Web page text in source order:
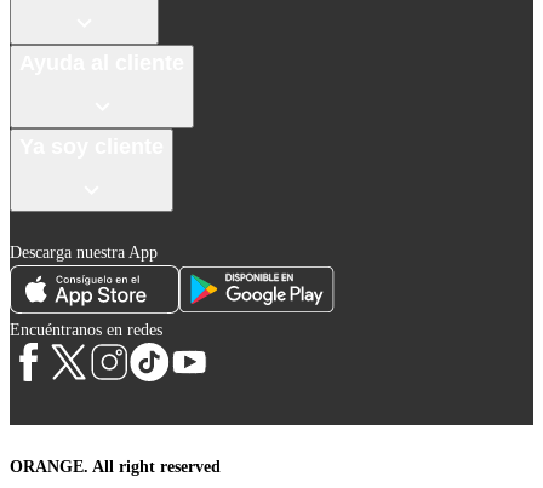
Descarga nuestra App
Encuéntranos en redes
ORANGE. All right reserved